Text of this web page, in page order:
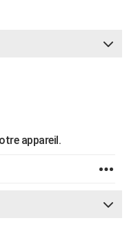
appareil.